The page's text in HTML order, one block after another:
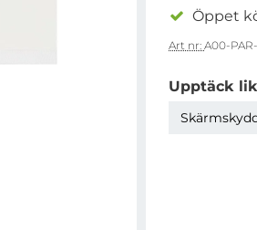
Öppet
Art nr: A00-
Upptäck